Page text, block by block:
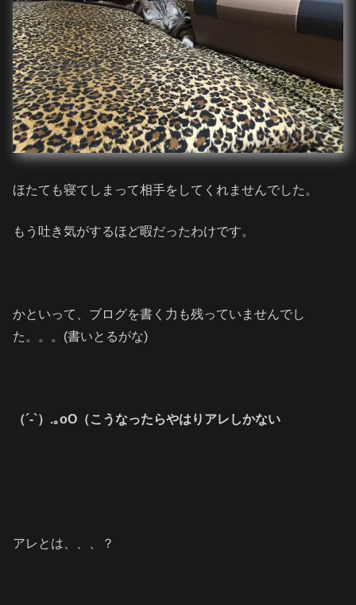
ほたても寝てしまって相手をしてくれませんでした。
もう吐き気がするほど暇だったわけです。
かといって、ブログを書く力も残っていませんでし
た。。。(書いとるがな)
（´-`）.｡oO（こうなったらやはりアレしかない
アレとは、、、？